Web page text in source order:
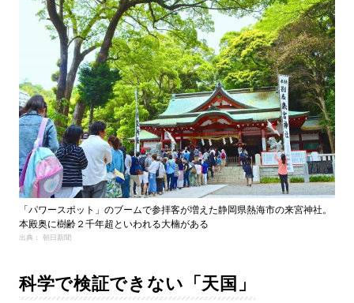
「パワースポット」のブームで参拝客が増えた静岡県熱海市の来宮神社。
本殿奥に樹齢２千年超といわれる大楠がある
出典： 朝日新聞
科学で検証できない「天国」